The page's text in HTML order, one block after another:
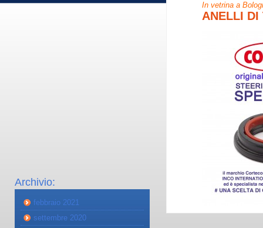
Archivio:
febbraio 2021
settembre 2020
In vetrina a
ANELLI